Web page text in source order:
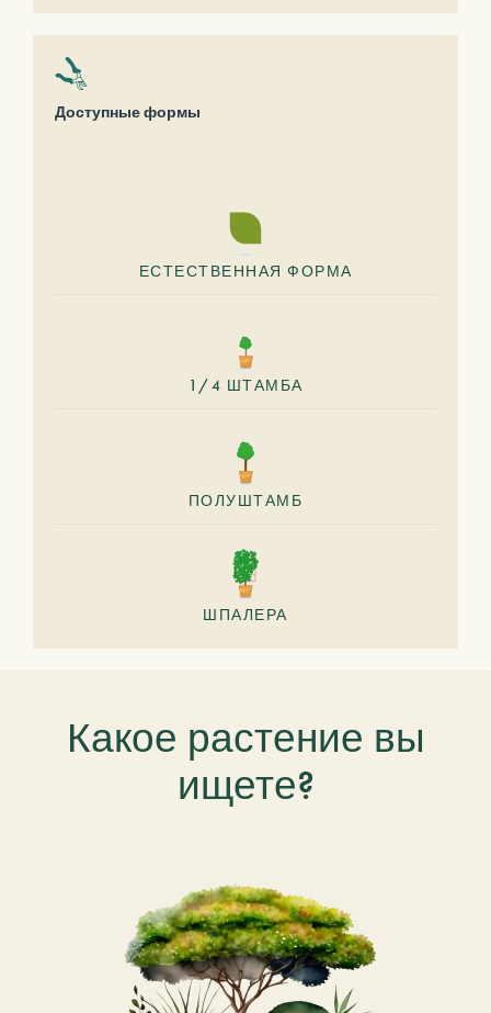
Доступные формы
ЕСТЕСТВЕННАЯ ФОРМА
1/4 ШТАМБА
ПОЛУШТАМБ
ШПАЛЕРА
Какое растение вы
ищете?